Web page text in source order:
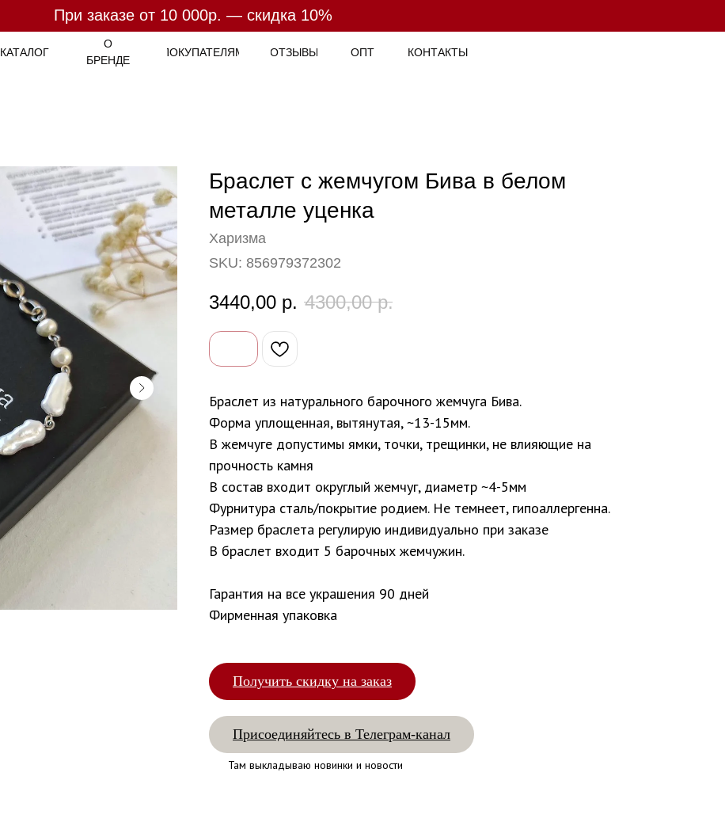
При заказе от 7 000р. - бесплатная доставка
- 4 платежа по
25%
Оплата
При заказе от 10 000р. — скидка 10%
ОПТ
КАТАЛОГ
О
БРЕНДЕ
ПОКУПАТЕЛЯМ ОТЗЫВЫ КОНТАКТЫ
Браслет с жемчугом Бива в белом
металле уценка
Харизма
SKU: 856979372302
3440,00 р. 4300,00 р.
Браслет из натурального барочного жемчуга Бива.
Форма уплощенная, вытянутая, ~13-15мм.
В жемчуге допустимы ямки, точки, трещинки, не влияющие на
прочность камня
В состав входит округлый жемчуг, диаметр ~4-5мм
Фурнитура сталь/покрытие родием. Не темнеет, гипоаллергенна.
Размер браслета регулирую индивидуально при заказе
В браслет входит 5 барочных жемчужин.
Гарантия на все украшения 90 дней
Фирменная упаковка
Получить скидку на заказ
Присоединяйтесь в Телеграм-канал
Там выкладываю новинки и новости